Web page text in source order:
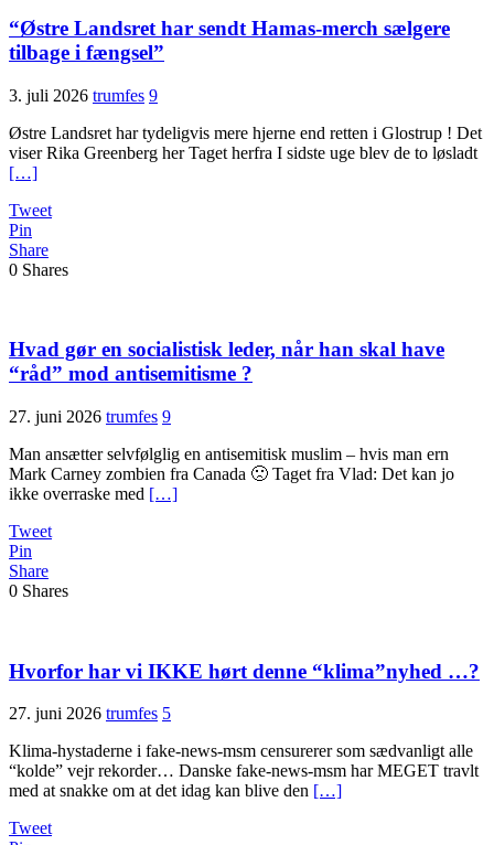
“Østre Landsret har sendt Hamas-merch sælgere
tilbage i fængsel”
3. juli 2026 trumfes 9
Østre Landsret har tydeligvis mere hjerne end retten i Glostrup ! Det
viser Rika Greenberg her Taget herfra I sidste uge blev de to løsladt
[…]
Tweet
Pin
Share
0 Shares
Hvad gør en socialistisk leder, når han skal have
“råd” mod antisemitisme ?
27. juni 2026 trumfes 9
Man ansætter selvfølglig en antisemitisk muslim – hvis man ern
Mark Carney zombien fra Canada 🙁 Taget fra Vlad: Det kan jo
ikke overraske med […]
Tweet
Pin
Share
0 Shares
Hvorfor har vi IKKE hørt denne “klima”nyhed …?
27. juni 2026 trumfes 5
Klima-hystaderne i fake-news-msm censurerer som sædvanligt alle
“kolde” vejr rekorder… Danske fake-news-msm har MEGET travlt
med at snakke om at det idag kan blive den […]
Tweet